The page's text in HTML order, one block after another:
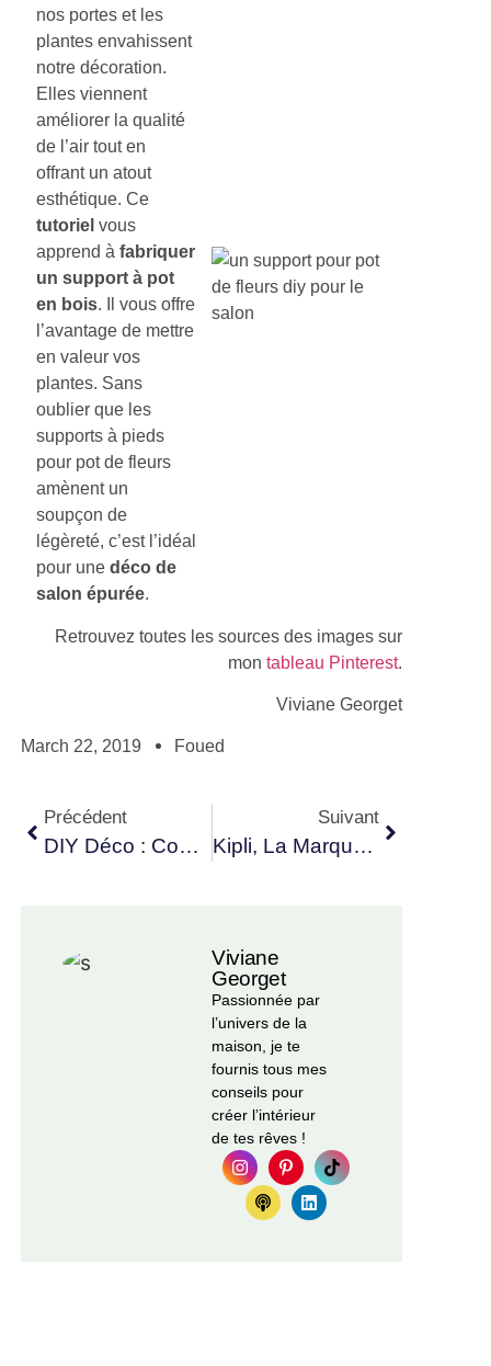
nos portes et les
plantes envahissent
notre décoration.
Elles viennent
améliorer la qualité
de l’air tout en
offrant un atout
esthétique. Ce
tutoriel vous
apprend àfabriquer
un support à pot
en bois. Il vous offre
l’avantage de mettre
en valeur vos
plantes. Sans
oublier que les
supports à pieds
pour pot de fleurs
amènent un
soupçon de
légèreté, c’est l’idéal
pour unedéco de
salon épurée.
Retrouvez toutes les sources des images sur
montableau Pinterest.
Viviane Georget
March 22, 2019 Foued
Précédent
DIY Déco : Comment Décorer Son Intérieur Sans Engager Un Designer ?
Suivant
Kipli, La Marque De Literie Écologique Et Confortable
Viviane
Georget
Passionnée par
l’univers de la
maison, je te
fournis tous mes
conseils pour
créer l’intérieur
de tes rêves !